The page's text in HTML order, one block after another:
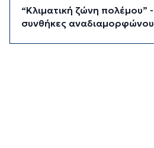
“Κλιματική ζώνη πολέμου”
συνθήκες